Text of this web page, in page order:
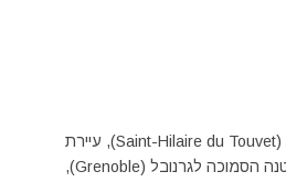
"סֶיינט הִיליֶר דֶה תוּבֶה" (Saint-Hilaire du Touvet), עיירת
האלפים הצרפתים הקטנה הסמוכה לגרנובל (Grenoble),